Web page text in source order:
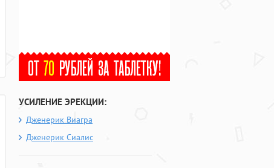
УСИЛЕНИЕ ЭРЕКЦИИ:
Дженерик Виагра
Дженерик Сиалис